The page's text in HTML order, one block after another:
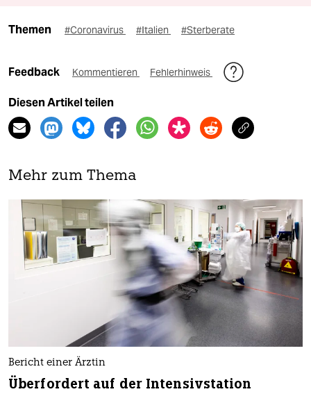
Themen #Coronavirus #Italien #Sterberate
Feedback Kommentieren Fehlerhinweis
Diesen Artikel teilen
Mehr zum Thema
Bericht einer Ärztin
Überfordert auf der Intensivstation